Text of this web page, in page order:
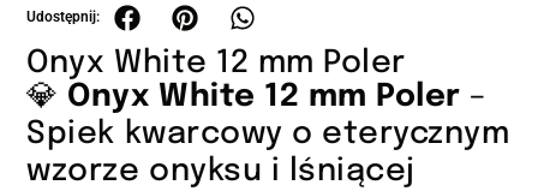
Onyx White 12 mm Poler
💎 Onyx White 12 mm Poler –
Spiek kwarcowy o eterycznym
wzorze onyksu i lśniącej